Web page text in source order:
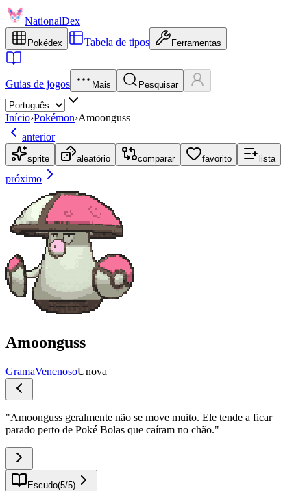
NationalDex
Pokédex Tabela de tipos Ferramentas
Guias de jogos Mais Pesquisar
Início›Pokémon›Amoonguss
anterior
sprite aleatório comparar favorito lista
próximo
Amoonguss
GramaVenenosoUnova
"Amoonguss geralmente não se move muito. Ele tende a ficar
parado perto de Poké Bolas que caíram no chão."
Escudo(5/5)